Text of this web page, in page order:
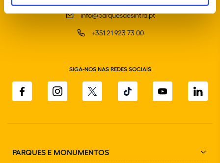
info@parquesdesintra.pt
+351 21 923 73 00
SIGA-NOS NAS REDES SOCIAIS
PARQUES E MONUMENTOS